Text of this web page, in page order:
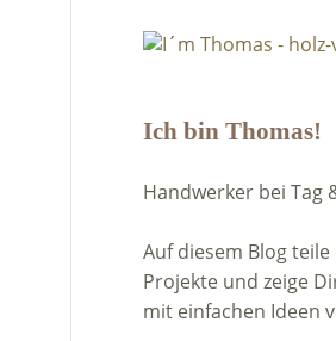
Ich bin Thomas!
Handwerker bei Tag
Auf diesem Blog
Projekte und zeige
mit einfachen Ideen